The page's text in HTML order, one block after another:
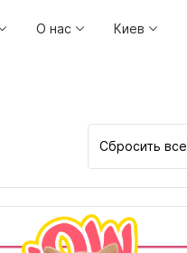
О нас Киев
Сбросить все